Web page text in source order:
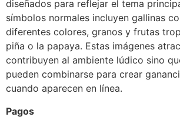
diseñados para reflejar el tema
símbolos normales incluyen gallinas
diferentes colores, granos y frutas
piña o la papaya. Estas imágenes
contribuyen al ambiente lúdico sino
pueden combinarse para crear
cuando aparecen en línea.
Pagos